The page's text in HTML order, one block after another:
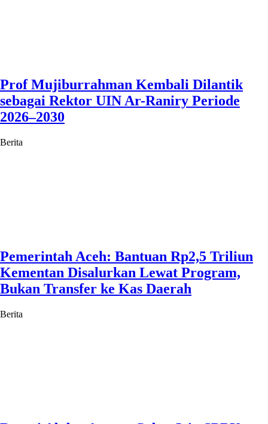
Prof Mujiburrahman Kembali Dilantik
sebagai Rektor UIN Ar-Raniry Periode
2026–2030
Berita
Pemerintah Aceh: Bantuan Rp2,5 Triliun
Kementan Disalurkan Lewat Program,
Bukan Transfer ke Kas Daerah
Berita